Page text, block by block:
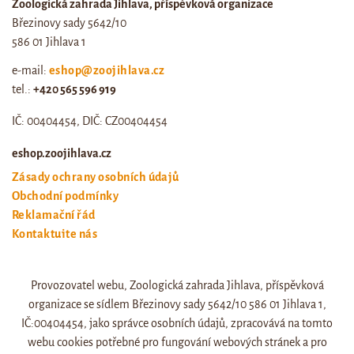
Zoologická zahrada Jihlava, příspěvková organizace
Březinovy sady 5642/10
586 01 Jihlava 1
e-mail: eshop@zoojihlava.cz
tel.: +420 565 596 919
IČ: 00404454, DIČ: CZ00404454
eshop.zoojihlava.cz
Zásady ochrany osobních údajů
Obchodní podmínky
Reklamační řád
Kontaktujte nás
Web zoo jihlava
Otevírací doba a ceník
Provozovatel webu, Zoologická zahrada Jihlava, příspěvková
organizace se sídlem Březinovy sady 5642/10 586 01 Jihlava 1,
IČ:00404454, jako správce osobních údajů, zpracovává na tomto
webu cookies potřebné pro fungování webových stránek a pro